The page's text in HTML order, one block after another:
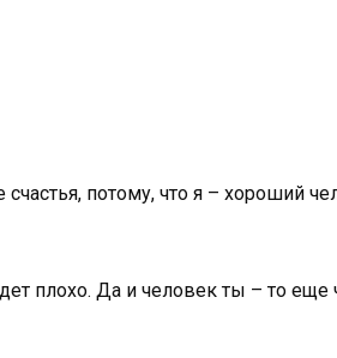
потому, что я – хороший
плохо. Да и человек ты – то еще